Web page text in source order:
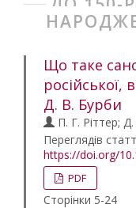
Що таке
російської,
Д. В. Бурби
П. Г. Ріттер;
Переглядів
https://doi.org/
PDF
Сторінки 5-24